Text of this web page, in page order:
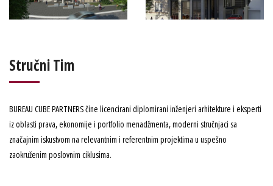
Stručni Tim
BUREAU CUBE PARTNERS čine licencirani diplomirani inženjeri arhitekture i eksperti
iz oblasti prava, ekonomije i portfolio menadžmenta, moderni stručnjaci sa
značajnim iskustvom na relevantnim i referentnim projektima u uspešno
zaokruženim poslovnim ciklusima.